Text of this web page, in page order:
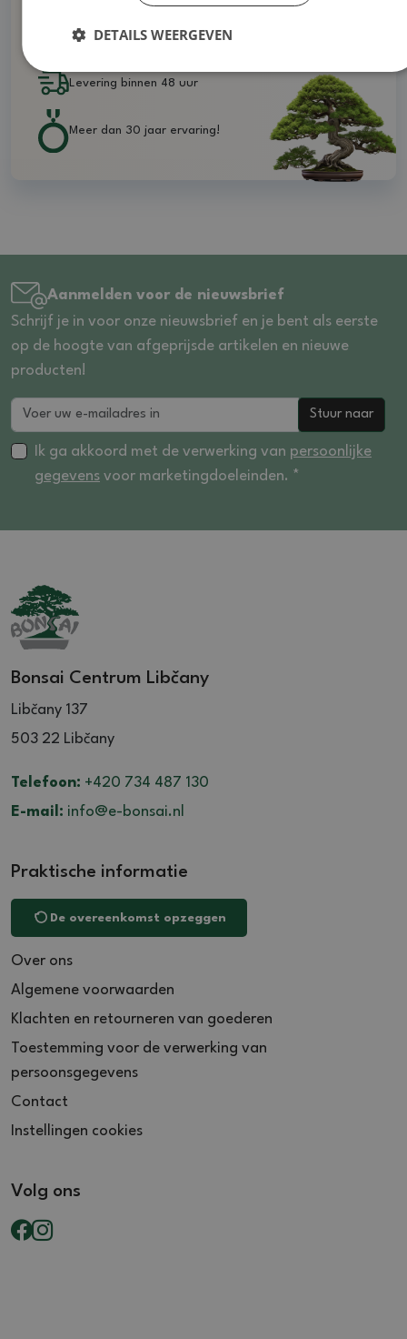
Alles op voorraad - geen illustratiefoto's
Levering binnen 48 uur
Meer dan 30 jaar ervaring!
Aanmelden voor de nieuwsbrief
Schrijf je in voor onze nieuwsbrief en je bent als eerste
op de hoogte van afgeprijsde artikelen en nieuwe
producten!
Stuur naar
Ik ga akkoord met de verwerking van persoonlijke
gegevens voor marketingdoeleinden. *
Bonsai Centrum Libčany
Libčany 137
503 22 Libčany
Telefoon: +420 734 487 130
E-mail: info@e-bonsai.nl
Praktische informatie
De overeenkomst opzeggen
Over ons
Algemene voorwaarden
Klachten en retourneren van goederen
Toestemming voor de verwerking van
persoonsgegevens
Contact
Instellingen cookies
Volg ons
DETAILS WEERGEVEN